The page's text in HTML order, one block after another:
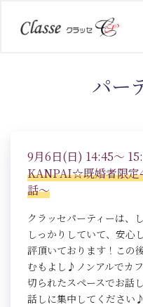
パー
9月6日(日) 14:45～
KANPAI☆既婚者限定
話～
クラッセパーティーは、
しっかりしていて、安心
評頂いております！この
むもよし♪ノンアルでカ
切られたスペースでお話
話しに集中してください